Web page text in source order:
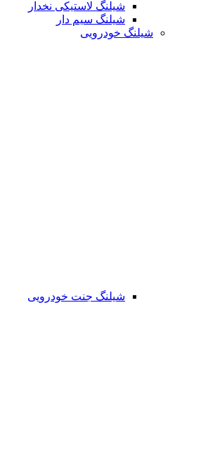
شیلنگ لاستیکی نخدار
شیلنگ سیم دار
شیلنگ خودرویی
شیلنگ جنت خودرویی